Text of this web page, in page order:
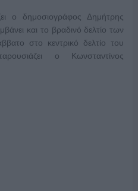
ο δημοσιογράφος Δημήτρης
και το βραδινό δελτίο των
στο κεντρικό δελτίο του
ο Κωνσταντίνος